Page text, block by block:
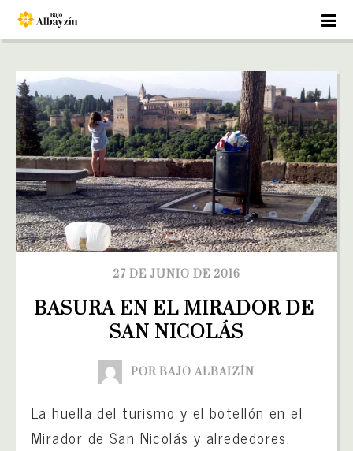
27 DE JUNIO DE 2016
BASURA EN EL MIRADOR DE
SAN NICOLÁS
POR BAJO ALBAIZÍN
La huella del turismo y el botellón en el
Mirador de San Nicolás y alrededores.